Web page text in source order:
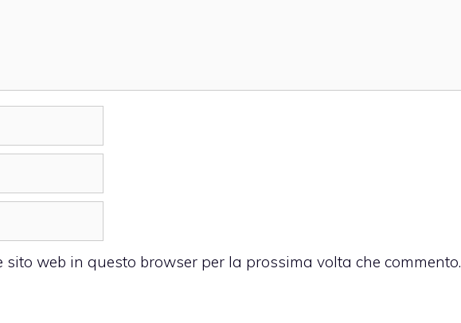
sito web in questo browser per la prossima volta che commento.